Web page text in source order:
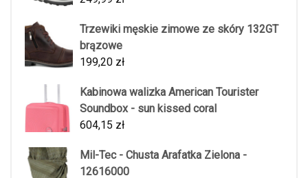
Trzewiki męskie zimowe ze skóry 132GT
brązowe
199,20 zł
Kabinowa walizka American Tourister
Soundbox - sun kissed coral
604,15 zł
Mil-Tec - Chusta Arafatka Zielona -
12616000